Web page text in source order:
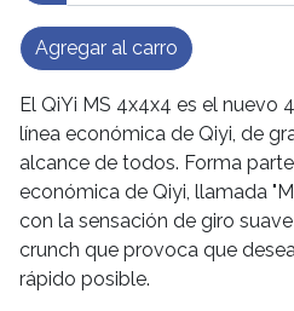
Agregar al carro
El QiYi MS 4x4x4 es el nuevo
línea económica de Qiyi, de
alcance de todos. Forma
económica de Qiyi, llamada
con la sensación de giro
crunch que provoca que
rápido posible.